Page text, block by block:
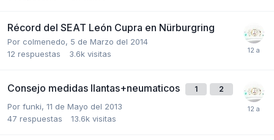
Récord del SEAT León Cupra en Nürburgring
Por colmenedo, 5 de Marzo del 2014
12 respuestas 3.6k visitas
Consejo medidas llantas+neumaticos 1 2
Por funki, 11 de Mayo del 2013
47 respuestas 13.6k visitas